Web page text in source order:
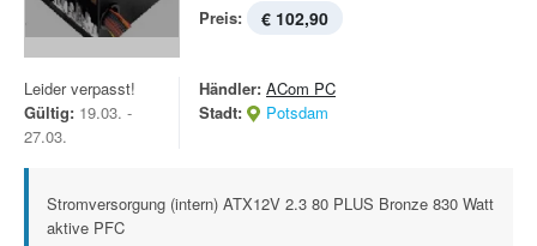
Preis: € 102,90
Leider verpasst!
Gültig: 19.03. -
27.03.
Händler: ACom PC
Stadt:
Potsdam
Stromversorgung (intern) ATX12V 2.3 80 PLUS Bronze 830 Watt
aktive PFC